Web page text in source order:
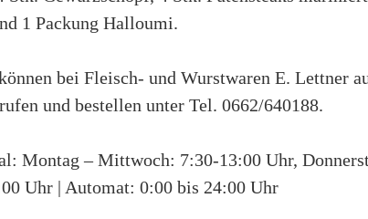
1 Packung Halloumi.
bei Fleisch- und Wurstwaren E. Lettner
und bestellen unter Tel. 0662/640188.
Montag – Mittwoch: 7:30-13:00 Uhr,
Uhr | Automat: 0:00 bis 24:00 Uhr